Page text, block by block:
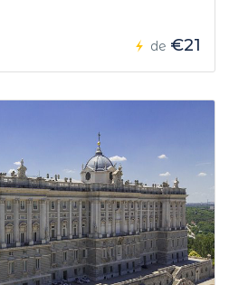
de €21